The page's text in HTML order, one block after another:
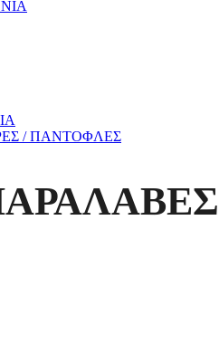
/ ΠΑΝΤΟΦΛΕΣ